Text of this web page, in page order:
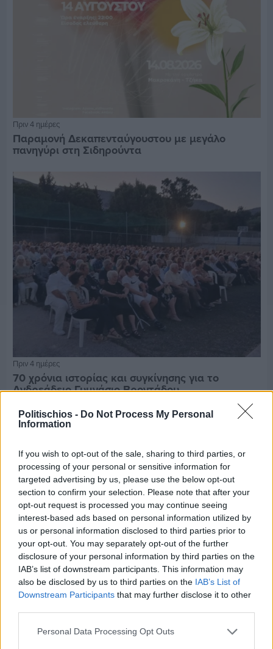
Politischios - Do Not Process My Personal
Information
If you wish to opt-out of the sale, sharing to third parties, or
processing of your personal or sensitive information for
targeted advertising by us, please use the below opt-out
section to confirm your selection. Please note that after your
opt-out request is processed you may continue seeing
interest-based ads based on personal information utilized by
us or personal information disclosed to third parties prior to
your opt-out. You may separately opt-out of the further
disclosure of your personal information by third parties on the
IAB’s list of downstream participants. This information may
also be disclosed by us to third parties on the IAB’s List of
Downstream Participants that may further disclose it to other
Personal Data Processing Opt Outs
Πριν 4 ημέρες
Παραμονή Δεκαπενταύγουστου με μεγάλο
πανηγύρι στη Σιδηρούντα
Πριν 4 ημέρες
70 χρόνια ιστορίας και συγκίνησης για το
Ανδρεάδειο Γυμνάσιο Βροντάδου
Ο καιρός στη Χίο, σήμερα 3 Αυγούστου 2026